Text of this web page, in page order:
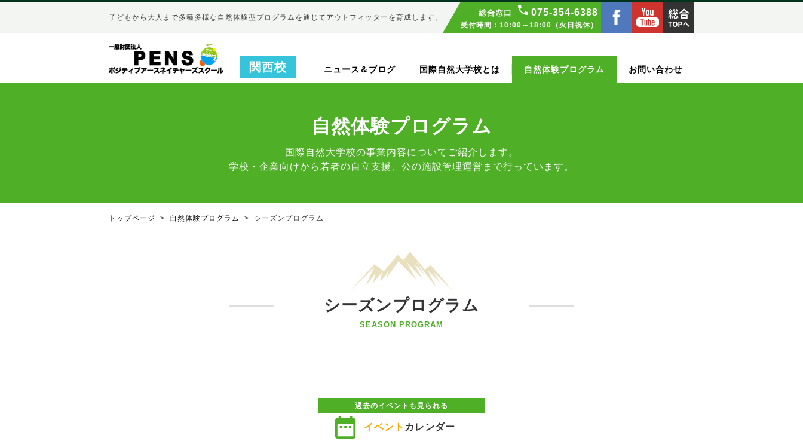
子どもから大人まで多種多様な自然体験型プログラムを通じてアウトフィッターを育成します。 総合窓口 075‑354‑6388
受付時間：10:00～18:00（火日祝休）
関西校 ニュース＆ブログ 国際自然大学校とは 自然体験プログラム お問い合わせ
自然体験プログラム
国際自然大学校の事業内容についてご紹介します。
学校・企業向けから若者の自立支援、公の施設管理運営まで行っています。
トップページ 自然体験プログラム シーズンプログラム
シーズンプログラム
SEASON PROGRAM
過去のイベントも見られる
イベント カレンダー